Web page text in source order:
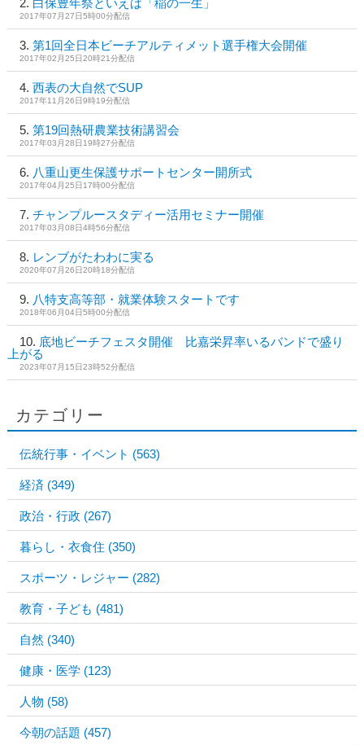
2017年07月27日5時00分配信
第1回全日本ビーチアルティメット選手権大会開催
2017年02月25日20時21分配信
西表の大自然でSUP
2017年11月26日9時19分配信
第19回熱研農業技術講習会
2017年03月28日19時27分配信
八重山更生保護サポートセンター開所式
2017年04月25日17時00分配信
チャンプルースタディー活用セミナー開催
2017年03月08日4時56分配信
レンブがたわわに実る
2020年07月26日20時18分配信
八特支高等部・就業体験スタートです
2018年06月04日5時00分配信
底地ビーチフェスタ開催 比嘉栄昇率いるバンドで盛り
上がる
2023年07月15日23時52分配信
カテゴリー
伝統行事・イベント (563)
経済 (349)
政治・行政 (267)
暮らし・衣食住 (350)
スポーツ・レジャー (282)
教育・子ども (481)
自然 (340)
健康・医学 (123)
人物 (58)
今朝の話題 (457)